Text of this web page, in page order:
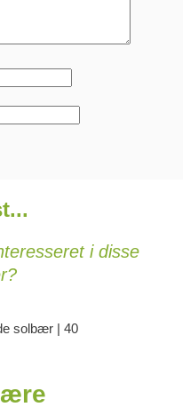
i disse
solbær | 40